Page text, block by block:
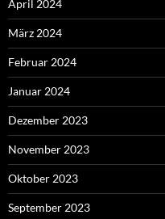
April 2024
März 2024
Februar 2024
Januar 2024
Dezember 2023
November 2023
Oktober 2023
September 2023